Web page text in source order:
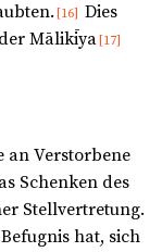
[16] Dies
Mālikīya [17]
an Verstorbene
Schenken des
Stellvertretung.
hat, sich